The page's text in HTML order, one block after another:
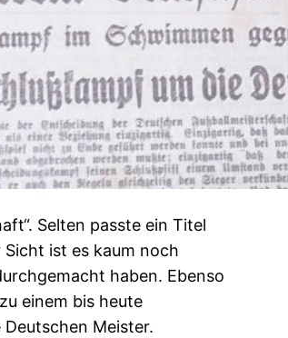
Selten passte ein Titel
Sicht ist es kaum noch
haben. Ebenso
einem bis heute
Meister.